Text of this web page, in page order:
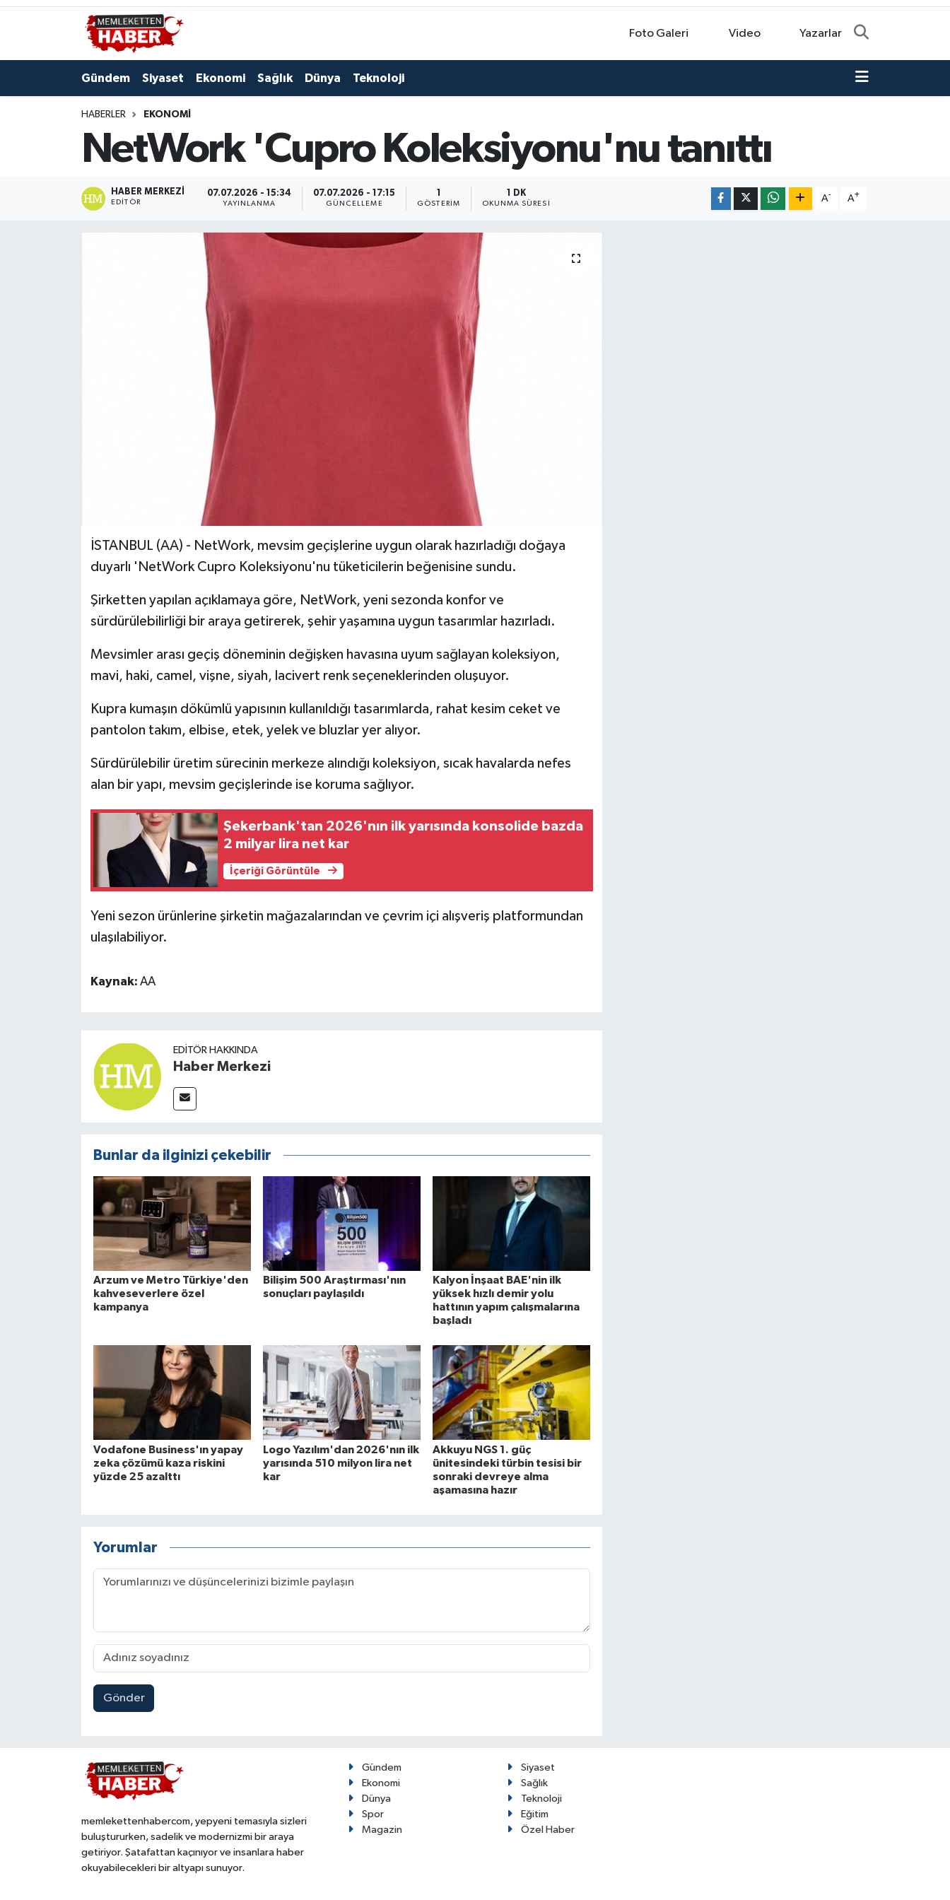
Foto Galeri Video Yazarlar
Gündem Siyaset Ekonomi Sağlık Dünya Teknoloji
HABERLER EKONOMI
NetWork 'Cupro Koleksiyonu'nu tanıttı
HABER MERKEZI
EDITÖR
07.07.2026 - 15:34
YAYINLANMA
07.07.2026 - 17:15
GÜNCELLEME GÖSTERIM
1 DK
OKUNMA SÜRESI
A- A+
İSTANBUL (AA) - NetWork, mevsim geçişlerine uygun olarak hazırladığı doğaya
duyarlı 'NetWork Cupro Koleksiyonu'nu tüketicilerin beğenisine sundu.
Şirketten yapılan açıklamaya göre, NetWork, yeni sezonda konfor ve
sürdürülebilirliği bir araya getirerek, şehir yaşamına uygun tasarımlar hazırladı.
​Mevsimler arası geçiş döneminin değişken havasına uyum sağlayan koleksiyon,
mavi, haki, camel, vişne, siyah, lacivert renk seçeneklerinden oluşuyor.
Kupra kumaşın dökümlü yapısının kullanıldığı tasarımlarda, rahat kesim ceket ve
pantolon takım, elbise, etek, yelek ve bluzlar yer alıyor.
Sürdürülebilir üretim sürecinin merkeze alındığı koleksiyon, sıcak havalarda nefes
alan bir yapı, mevsim geçişlerinde ise koruma sağlıyor.
Şekerbank'tan 2026'nın ilk yarısında konsolide bazda
2 milyar lira net kar
İçeriği Görüntüle
Yeni sezon ürünlerine şirketin mağazalarından ve çevrim içi alışveriş platformundan
ulaşılabiliyor.
Kaynak: AA
EDITÖR HAKKINDA
Haber Merkezi
Bunlar da ilginizi çekebilir
Arzum ve Metro Türkiye'den
kahveseverlere özel
kampanya
Bilişim 500 Araştırması'nın
sonuçları paylaşıldı
Kalyon İnşaat BAE'nin ilk
yüksek hızlı demir yolu
hattının yapım çalışmalarına
başladı
Vodafone Business'ın yapay
zeka çözümü kaza riskini
yüzde 25 azalttı
Logo Yazılım'dan 2026'nın ilk
yarısında 510 milyon lira net
kar
Akkuyu NGS 1. güç
ünitesindeki türbin tesisi bir
sonraki devreye alma
aşamasına hazır
Yorumlar
Gönder
memlekettenhabercom, yepyeni temasıyla sizleri
buluştururken, sadelik ve modernizmi bir araya
getiriyor. Şatafattan kaçınıyor ve insanlara haber
okuyabilecekleri bir altyapı sunuyor.
Gündem
Siyaset
Ekonomi
Sağlık
Dünya
Teknoloji
Spor
Eğitim
Magazin
Özel Haber